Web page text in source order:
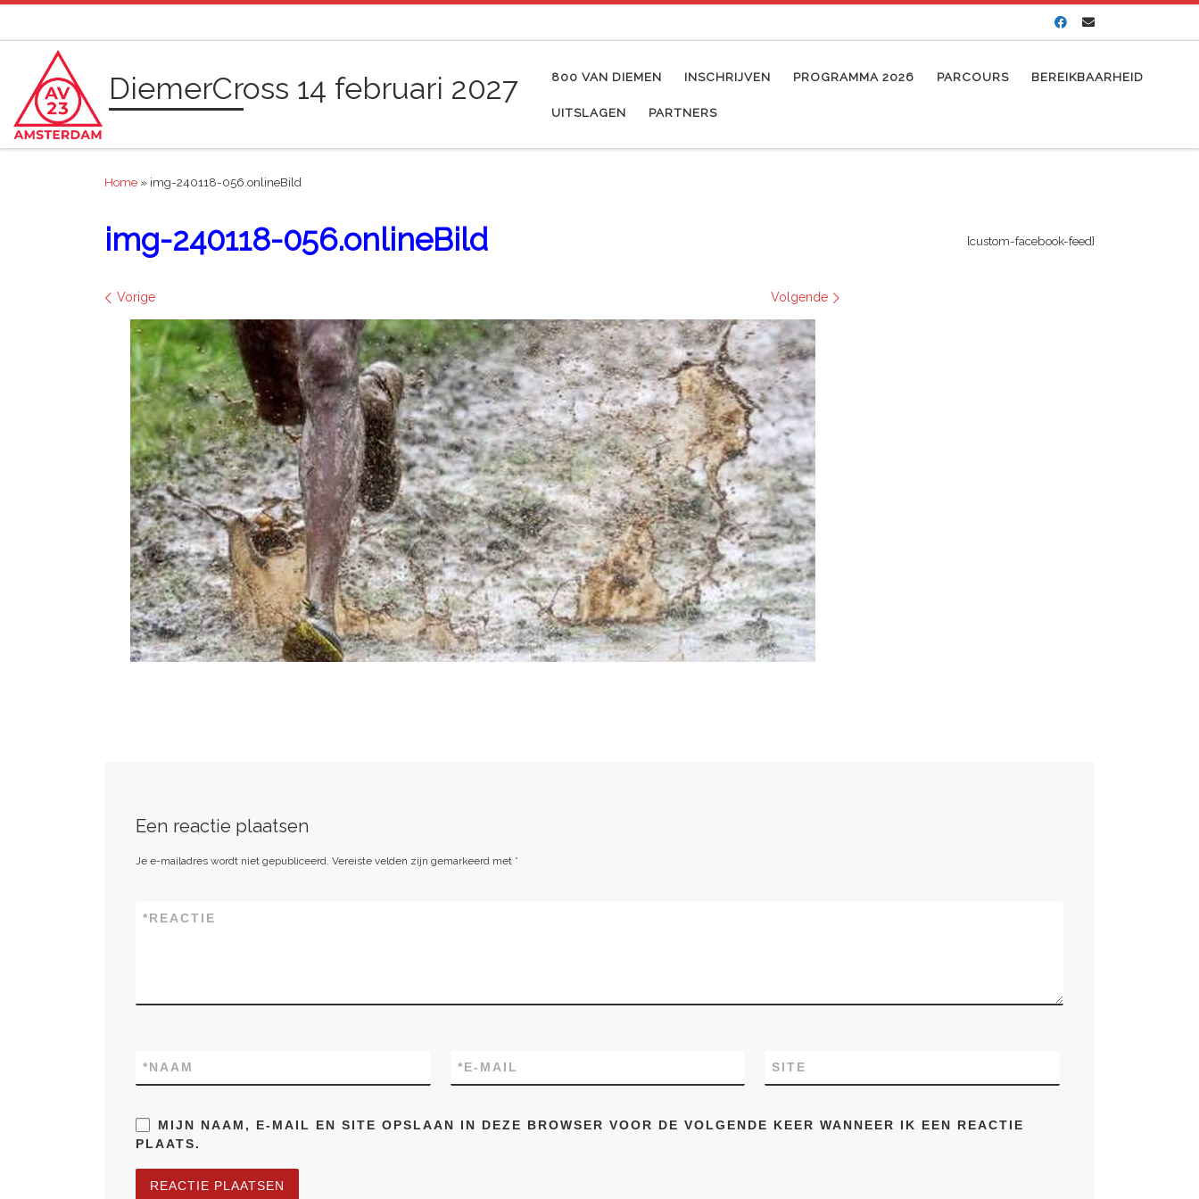
DiemerCross 14 februari 2027 800 VAN DIEMEN INSCHRIJVEN PROGRAMMA 2026 PARCOURS BEREIKBAARHEID
UITSLAGEN PARTNERS
Home » img-240118-056.onlineBild
img-240118-056.onlineBild
Afbeeldingen navigatie
Vorige Volgende
Een reactie plaatsen
Je e-mailadres wordt niet gepubliceerd. Vereiste velden zijn gemarkeerd met *
REACTIE
*
NAAM
* E-MAIL
* SITE
MIJN NAAM, E-MAIL EN SITE OPSLAAN IN DEZE BROWSER VOOR DE VOLGENDE KEER WANNEER IK EEN REACTIE
PLAATS.
[custom-facebook-feed]